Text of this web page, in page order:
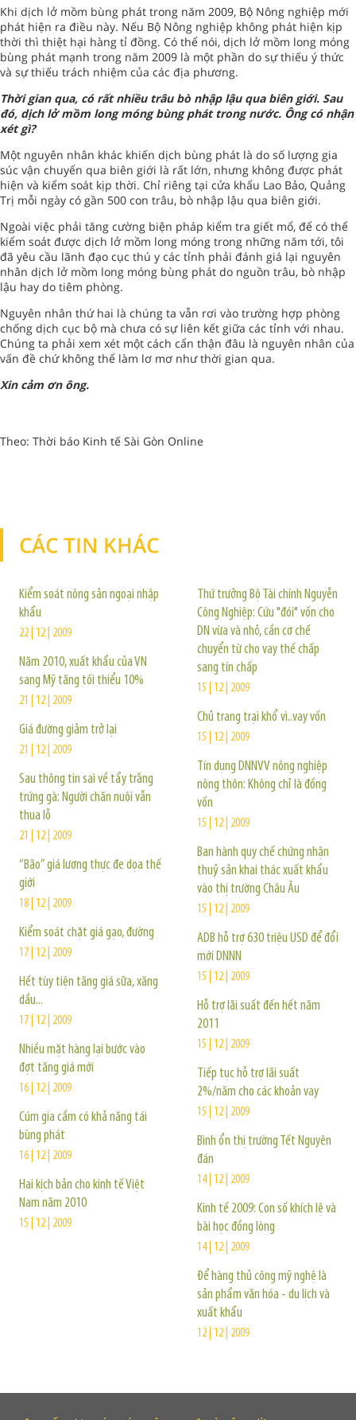
Khi dịch lở mồm bùng phát trong năm 2009, Bộ Nông nghiệp mới
phát hiện ra điều này. Nếu Bộ Nông nghiệp không phát hiện kịp
thời thì thiệt hại hàng tỉ đồng. Có thể nói, dịch lở mồm long móng
bùng phát mạnh trong năm 2009 là một phần do sự thiếu ý thức
và sự thiếu trách nhiệm của các địa phương.
Thời gian qua, có rất nhiều trâu bò nhập lậu qua biên giới. Sau
đó, dịch lở mồm long móng bùng phát trong nước. Ông có nhận
xét gì?
Một nguyên nhân khác khiến dịch bùng phát là do số lượng gia
súc vận chuyển qua biên giới là rất lớn, nhưng không được phát
hiện và kiểm soát kịp thời. Chỉ riêng tại cửa khẩu Lao Bảo, Quảng
Trị mỗi ngày có gần 500 con trâu, bò nhập lậu qua biên giới.
Ngoài việc phải tăng cường biện pháp kiểm tra giết mổ, để có thể
kiểm soát được dịch lở mồm long móng trong những năm tới, tôi
đã yêu cầu lãnh đạo cục thú y các tỉnh phải đánh giá lại nguyên
nhân dịch lở mồm long móng bùng phát do nguồn trâu, bò nhập
lậu hay do tiêm phòng.
Nguyên nhân thứ hai là chúng ta vẫn rơi vào trường hợp phòng
chống dịch cục bộ mà chưa có sự liên kết giữa các tỉnh với nhau.
Chúng ta phải xem xét một cách cẩn thận đâu là nguyên nhân của
vấn đề chứ không thể làm lơ mơ như thời gian qua.
Xin cảm ơn ông.
Theo: Thời báo Kinh tế Sài Gòn Online
CÁC TIN KHÁC
Kiểm soát nông sản ngoại nhập
khẩu
22 | 12 | 2009
Năm 2010, xuất khẩu của VN
sang Mỹ tăng tối thiểu 10%
21 | 12 | 2009
Giá đường giảm trở lại
21 | 12 | 2009
Sau thông tin sai về tẩy trắng
trứng gà: Người chăn nuôi vẫn
thua lỗ
21 | 12 | 2009
“Bão” giá lương thực đe dọa thế
giới
18 | 12 | 2009
Kiểm soát chặt giá gạo, đường
17 | 12 | 2009
Hết tùy tiện tăng giá sữa, xăng
dầu...
17 | 12 | 2009
Nhiều mặt hàng lại bước vào
đợt tăng giá mới
16 | 12 | 2009
Cúm gia cầm có khả năng tái
bùng phát
16 | 12 | 2009
Hai kịch bản cho kinh tế Việt
Nam năm 2010
15 | 12 | 2009
Thứ trưởng Bộ Tài chính Nguyễn
Công Nghiệp: Cứu "đói" vốn cho
DN vừa và nhỏ, cần cơ chế
chuyển từ cho vay thế chấp
sang tín chấp
15 | 12 | 2009
Chủ trang trại khổ vì..vay vốn
15 | 12 | 2009
Tín dụng DNNVV nông nghiệp
nông thôn: Không chỉ là đồng
vốn
15 | 12 | 2009
Ban hành quy chế chứng nhận
thuỷ sản khai thác xuất khẩu
vào thị trường Châu Âu
15 | 12 | 2009
ADB hỗ trợ 630 triệu USD để đổi
mới DNNN
15 | 12 | 2009
Hỗ trợ lãi suất đến hết năm
2011
15 | 12 | 2009
Tiếp tục hỗ trợ lãi suất
2%/năm cho các khoản vay
15 | 12 | 2009
Bình ổn thị trường Tết Nguyên
đán
14 | 12 | 2009
Kinh tế 2009: Con số khích lệ và
bài học đồng lòng
14 | 12 | 2009
Để hàng thủ công mỹ nghệ là
sản phẩm văn hóa - du lịch và
xuất khẩu
12 | 12 | 2009